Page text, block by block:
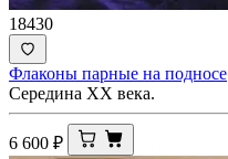
18430
Флаконы парные на подносе
Середина ХХ века.
6 600 ₽